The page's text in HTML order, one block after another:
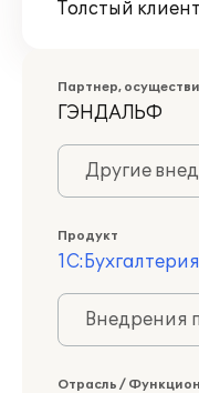
Толстый
Партнер,
ГЭНДАЛЬФ
Другие
Продукт
Внедрения
Отрасль /